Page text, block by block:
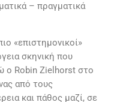
– πραγματικά
«επιστημονικοί»
σκηνική που
ο Robin Zielhorst στο
από τους
και πάθος μαζί, σε